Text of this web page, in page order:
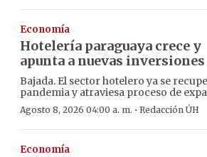
Economía
Hotelería paraguaya crece y
apunta a nuevas inversiones
Bajada. El sector hotelero ya se
pandemia y atraviesa proceso de
Agosto 8, 2026 04:00 a. m. · Redacción ÚH
Economía